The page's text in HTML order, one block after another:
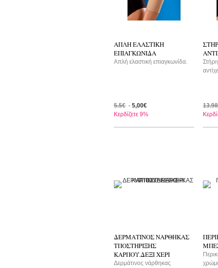
ΑΠΛΗ ΕΛΑΣΤΙΚΗ
ΕΠΙΑΓΚΩΝΙΔΑ
Απλή ελαστική επιαγκωνίδα.
5.5€ - 5,00€
Κερδίζετε 9%
ΔΕΡΜΑΤΙΝΟΣ ΝΑΡΘΗΚΑΣ
ΤΠΟΣΤΗΡΙΞΗΣ
ΚΑΡΠΟΥ.ΔΕΞΙ ΧΕΡΙ
Δερμάτινος νάρθηκας